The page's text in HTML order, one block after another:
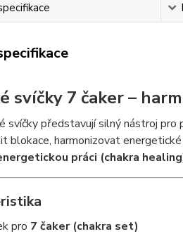
svíčky 7 čaker –
svíčky představují silný nástroj pro
blokace, harmonizovat
práci (chakra
pro 7 čaker (chakra set)